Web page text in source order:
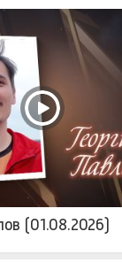
(01.08.2026)